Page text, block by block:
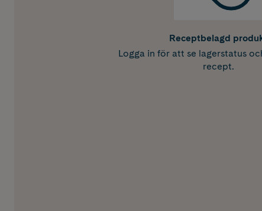
Receptbelagd
Logga in för att se lagerstatus
recept.